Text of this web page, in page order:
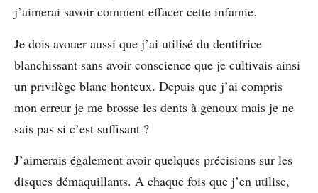
j’aimerai savoir comment effacer cette infamie.
Je dois avouer aussi que j’ai utilisé du dentifrice
blanchissant sans avoir conscience que je cultivais ainsi
un privilège blanc honteux. Depuis que j’ai compris
mon erreur je me brosse les dents à genoux mais je ne
sais pas si c’est suffisant ?
J’aimerais également avoir quelques précisions sur les
disques démaquillants. A chaque fois que j’en utilise,